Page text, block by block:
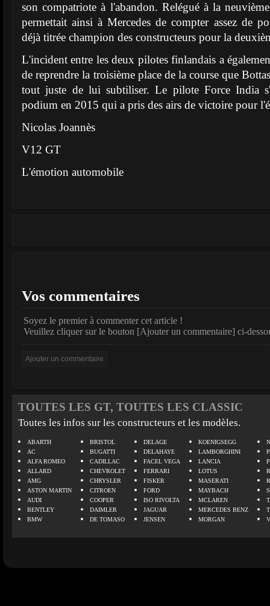
son compatriote à l'abandon. Relégué à la
permettait ainsi à Mercedes de compter assez de
déjà titrée champion des constructeurs pour la
L'incident entre les deux pilotes finlandais a
de reprendre la troisième place de la course que
tout juste de lui subtiliser. Le pilote Force India
podium en 2015 qui a pris des airs de victoire pour
Nicolas Joannès
V12 GT
L'émotion automobile
Vos commentaires
Soyez le premier à commenter cet article !
Veuillez cliquer sur le bouton [Ajouter un commentaire] ci-
TOUTES LES GT, TOUTES LES CLASSIC
Toutes les infos sur les constructeurs et les modèles.
ABARTH
AC
ALFA ROMEO
ALLARD
AMG
ASTON MARTIN
AUDI
BENTLEY
BMW
BRISTOL
BUGATTI
CADILLAC
CHEVROLET
CHRYSLER
CITROEN
COOPER
DAIMLER
DE TOMASO
DELAGE
DELAHAYE
FACEL VEGA
FERRARI
FISKER
FORD
ISO RIVOLTA
JAGUAR
JENSEN
KOENIGSEGG
LAMBORGHINI
LANCIA
LOTUS
MASERATI
MAYBACH
MCLAREN
MERCEDES BENZ
MORGAN